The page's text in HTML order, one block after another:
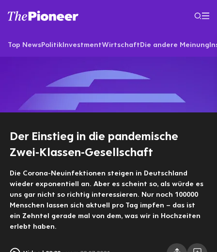
Top NewsPolitikInvestmentWirtschaftDie andere Meinung
Der Einstieg in die pandemische
Zwei-Klassen-Gesellschaft
Die Corona-Neuinfektionen steigen in Deutschland
wieder exponentiell an. Aber es scheint so, als würde es
uns gar nicht so richtig interessieren. Nur noch 100000
Menschen lassen sich aktuell pro Tag impfen – das ist
ein Zehntel gerade mal von dem, was wir in Hochzeiten
erlebt haben.